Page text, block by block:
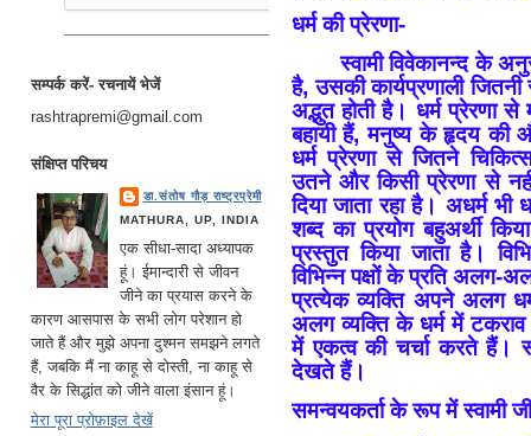
सम्पर्क करें- रचनायें भेजें
rashtrapremi@gmail.com
संक्षिप्त परिचय
डा.संतोष गौड़ राष्ट्रप्रेमी
MATHURA, UP, INDIA
एक सीधा-सादा अध्यापक
हूं। ईमान्दारी से जीवन
जीने का प्रयास करने के
कारण आसपास के सभी लोग परेशान हो
जाते हैं और मुझे अपना दुश्मन समझने लगते
हैं, जबकि मैं ना काहू से दोस्ती, ना काहू से
वैर के सिद्धांत को जीने वाला इंसान हूं।
मेरा पूरा प्रोफ़ाइल देखें
धर्म की प्रेरणा-
स्वामी विवेकानन्द के
है, उसकी कार्यप्रणाली
अद्भुत होती है। धर्म प्रेरणा
बहायी हैं, मनुष्य के हृदय की
धर्म प्रेरणा से जितने
उतने और किसी प्रेरणा से
दिया जाता रहा है। अधर्म भी
शब्द का प्रयोग बहुअर्थी
प्रस्तुत किया जाता है।
विभिन्न पक्षों के प्रति अलग-
प्रत्येक व्यक्ति अपने अलग
अलग व्यक्ति के धर्म में टकराव
में एकत्व की चर्चा करते हैं।
देखते हैं।
समन्वयकर्ता के रूप में स्वामी जी